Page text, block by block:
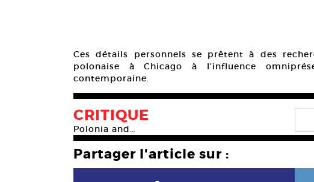
Ces détails personnels se prêtent à des
polonaise à Chicago à l’influence
contemporaine.
CRITIQUE
Polonia and…
Partager l'article sur :